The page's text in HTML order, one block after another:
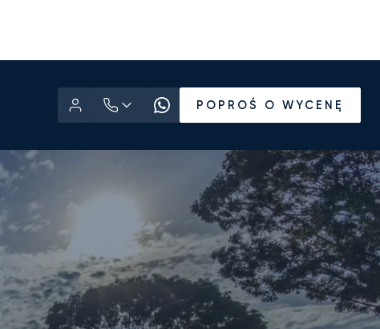
POPROŚ O WYCENĘ